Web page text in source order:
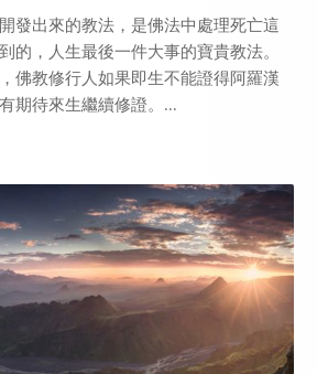
發出來的教法，是佛法中處理死亡這
的，人生最後一件大事的寶貴教法。
佛教修行人如果即生不能證得阿羅漢
期待來生繼續修證。...